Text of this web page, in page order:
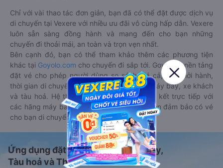
Chỉ với vài thao tác đơn giản, bạn đã có thể đặt được dịch vụ
di chuyển tại Vexere với nhiều ưu đãi vô cùng hấp dẫn. Vexere
luôn sẵn sàng đồng hành và mang đến cho bạn những
chuyến đi thoải mái, an toàn và trọn vẹn nhất.
Bên cạnh đó, bạn có thể tham khảo thêm các phương tiện
khác tại Goyolo.com cho chuyến đi sắp tới. Goyolo là nền tảng
đặt vé cho phép người dùng so sánh giá cả, giờ khởi hành,
thời gian di chuyển của nhiều phương tiện máy bay, xe khách
và tàu hoả. Hệ thống của Goyolo được liên kết trực tiếp với
các hãng máy bay, xe khách và tàu hoả, luôn đảm bảo có vé
cho bạn di chuyển.
Ứng dụng đặt vé Xe khách, Máy bay,
Tàu hoả và Thuê xe